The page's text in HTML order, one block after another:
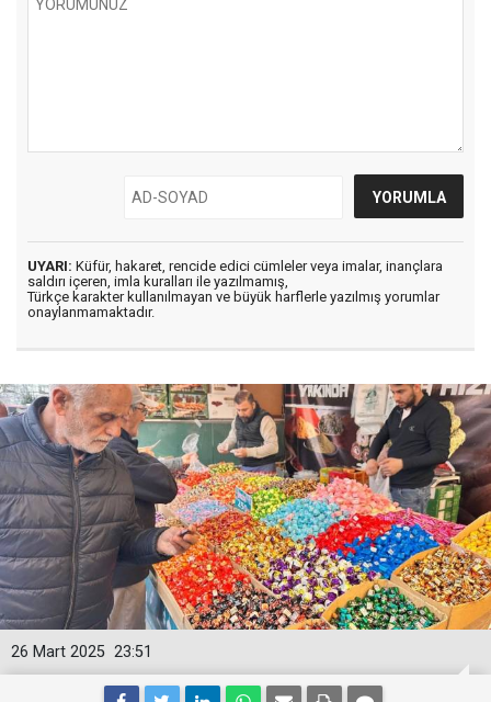
UYARI: Küfür, hakaret, rencide edici cümleler veya imalar, inançlara
saldırı içeren, imla kuralları ile yazılmamış,
Türkçe karakter kullanılmayan ve büyük harflerle yazılmış yorumlar
onaylanmamaktadır.
23:51
26 Mart 2025